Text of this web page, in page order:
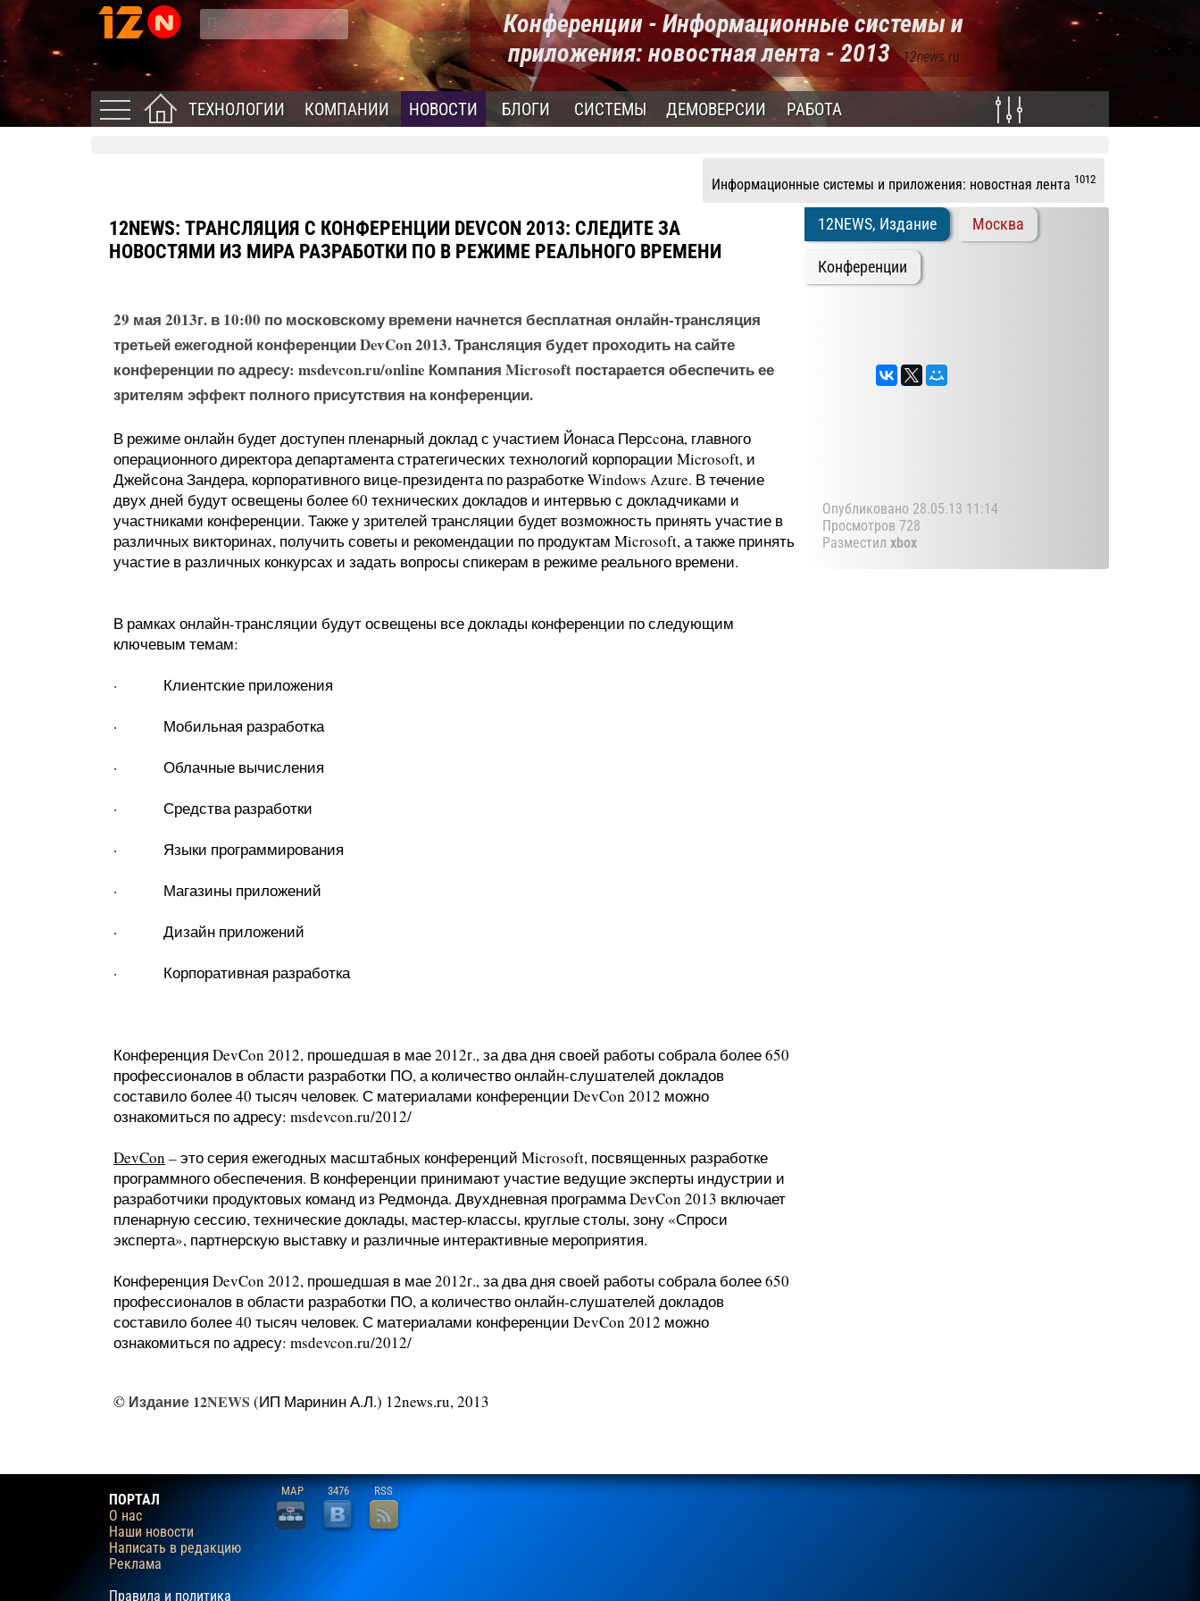
Конференции - Информационные системы и
приложения: новостная лента - 2013- 12news.ru
ТЕХНОЛОГИИ КОМПАНИИ НОВОСТИ БЛОГИ СИСТЕМЫ ДЕМОВЕРСИИ РАБОТА
Информационные системы и приложения: новостная лента 1012
12NEWS: ТРАНСЛЯЦИЯ С КОНФЕРЕНЦИИ DEVCON 2013: СЛЕДИТЕ ЗА
НОВОСТЯМИ ИЗ МИРА РАЗРАБОТКИ ПО В РЕЖИМЕ РЕАЛЬНОГО ВРЕМЕНИ
29 мая 2013г. в 10:00 по московскому времени начнется бесплатная онлайн-трансляция
третьей ежегодной конференции DevCon 2013. Трансляция будет проходить на сайте
конференции по адресу: msdevcon.ru/online Компания Microsoft постарается обеспечить ее
зрителям эффект полного присутствия на конференции.
В режиме онлайн будет доступен пленарный доклад с участием Йонаса Персcона, главного
операционного директора департамента стратегических технологий корпорации Microsoft, и
Джейсона Зандера, корпоративного вице-президента по разработке Windows Azure. В течение
двух дней будут освещены более 60 технических докладов и интервью с докладчиками и
участниками конференции. Также у зрителей трансляции будет возможность принять участие в
различных викторинах, получить советы и рекомендации по продуктам Microsoft, а также принять
участие в различных конкурсах и задать вопросы спикерам в режиме реального времени.
В рамках онлайн-трансляции будут освещены все доклады конференции по следующим
ключевым темам:
· Клиентские приложения
· Мобильная разработка
· Облачные вычисления
· Средства разработки
· Языки программирования
· Магазины приложений
· Дизайн приложений
· Корпоративная разработка
Конференция DevCon 2012, прошедшая в мае 2012г., за два дня своей работы собрала более 650
профессионалов в области разработки ПО, а количество онлайн-слушателей докладов
составило более 40 тысяч человек. С материалами конференции DevCon 2012 можно
ознакомиться по адресу: msdevcon.ru/2012/
DevCon – это серия ежегодных масштабных конференций Microsoft, посвященных разработке
программного обеспечения. В конференции принимают участие ведущие эксперты индустрии и
разработчики продуктовых команд из Редмонда. Двухдневная программа DevCon 2013 включает
пленарную сессию, технические доклады, мастер-классы, круглые столы, зону «Спроси
эксперта», партнерскую выставку и различные интерактивные мероприятия.
Конференция DevCon 2012, прошедшая в мае 2012г., за два дня своей работы собрала более 650
профессионалов в области разработки ПО, а количество онлайн-слушателей докладов
составило более 40 тысяч человек. С материалами конференции DevCon 2012 можно
ознакомиться по адресу: msdevcon.ru/2012/
© Издание 12NEWS (ИП Маринин А.Л.) 12news.ru, 2013
12NEWS, Издание Москва
Конференции
Опубликовано 28.05.13 11:14
Просмотров 728
Разместил xbox
ПОРТАЛ
О нас
Наши новости
Написать в редакцию
Реклама
Правила и политика
MAP 3476 RSS